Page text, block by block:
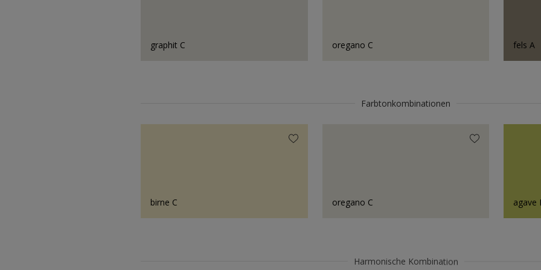
graphit C oregano C fels A
Farbtonkombinationen
birne C oregano C agave
Harmonische Kombination